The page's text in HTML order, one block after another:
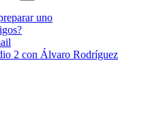
uno
2 con Álvaro Rodríguez